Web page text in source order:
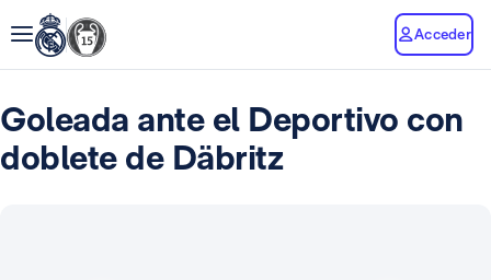
Acceder
Goleada ante el Deportivo con
doblete de Däbritz